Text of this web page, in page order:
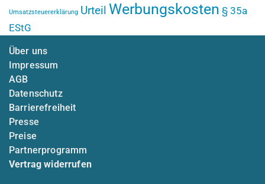
Umsatzsteuererklärung Urteil Werbungskosten § 35a
EStG
Über uns
Impressum
AGB
Datenschutz
Barrierefreiheit
Presse
Preise
Partnerprogramm
Vertrag widerrufen